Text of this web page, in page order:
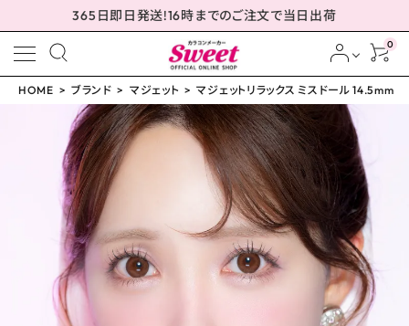
365日即日発送!16時までのご注文で当日出荷
0
meeting_room ログイン person 会員登録
HOME ブランド マジェット マジェットリラックス ミスドール 14.5mm